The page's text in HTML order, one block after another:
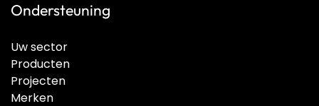
Ondersteuning
Uw sector
Producten
Projecten
Merken